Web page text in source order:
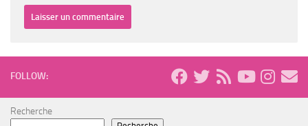
FOLLOW:
Recherche